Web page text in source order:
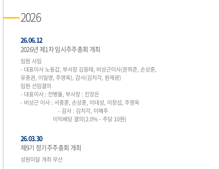
2026
26.06.12
2026년 제1차 임시주주총회 개최
임원 사임
- 대표이사 노동갑, 부사장 김응태, 비상근이사(문희준, 손상훈,
유중권, 이일영, 주영옥), 감사(김치각, 원제광)
임원 선임결의
- 대표이사 : 전병돌, 부사장 : 진장은
- 비상근 이사 : 서중훈, 손상훈, 이대성, 이창섭, 주영옥
- 감사 : 김치각, 이해주
이익배당 결의(2.0% - 주당 10원)
26.03.30
제9기 정기주주총회 개최
성원미달 개최 무산